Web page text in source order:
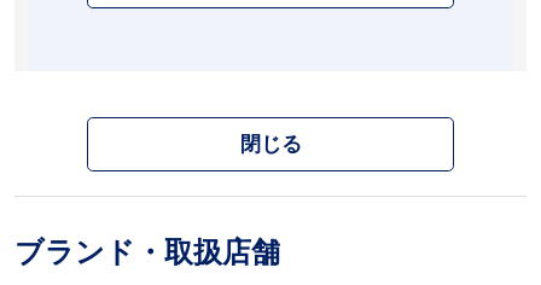
閉じる
ブランド・取扱店舗